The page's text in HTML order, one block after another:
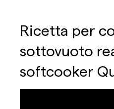
Ricetta per
sottovuoto
softcooker